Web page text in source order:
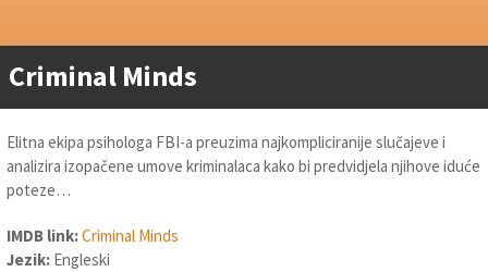
Criminal Minds
Elitna ekipa psihologa FBI-a preuzima najkompliciranije slučajeve i
analizira izopačene umove kriminalaca kako bi predvidjela njihove iduće
poteze…
IMDB link:Criminal Minds
Jezik: Engleski